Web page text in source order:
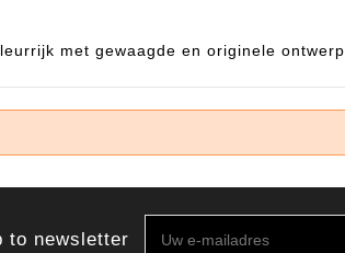
met gewaagde en originele
to newsletter